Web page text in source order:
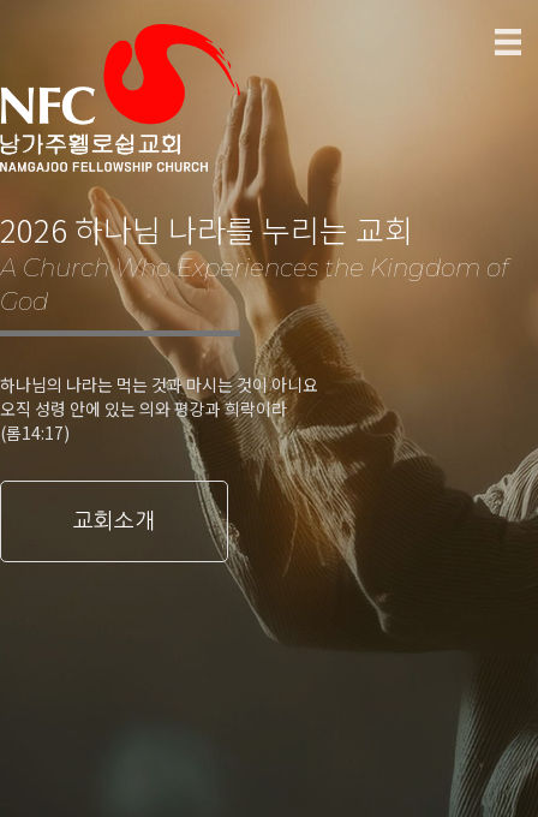
2026 하나님 나라를 누리는 교회
A Church Who Experiences the Kingdom of
God
하나님의 나라는 먹는 것과 마시는 것이 아니요
오직 성령 안에 있는 의와 평강과 희락이라
(롬14:17)
교회소개